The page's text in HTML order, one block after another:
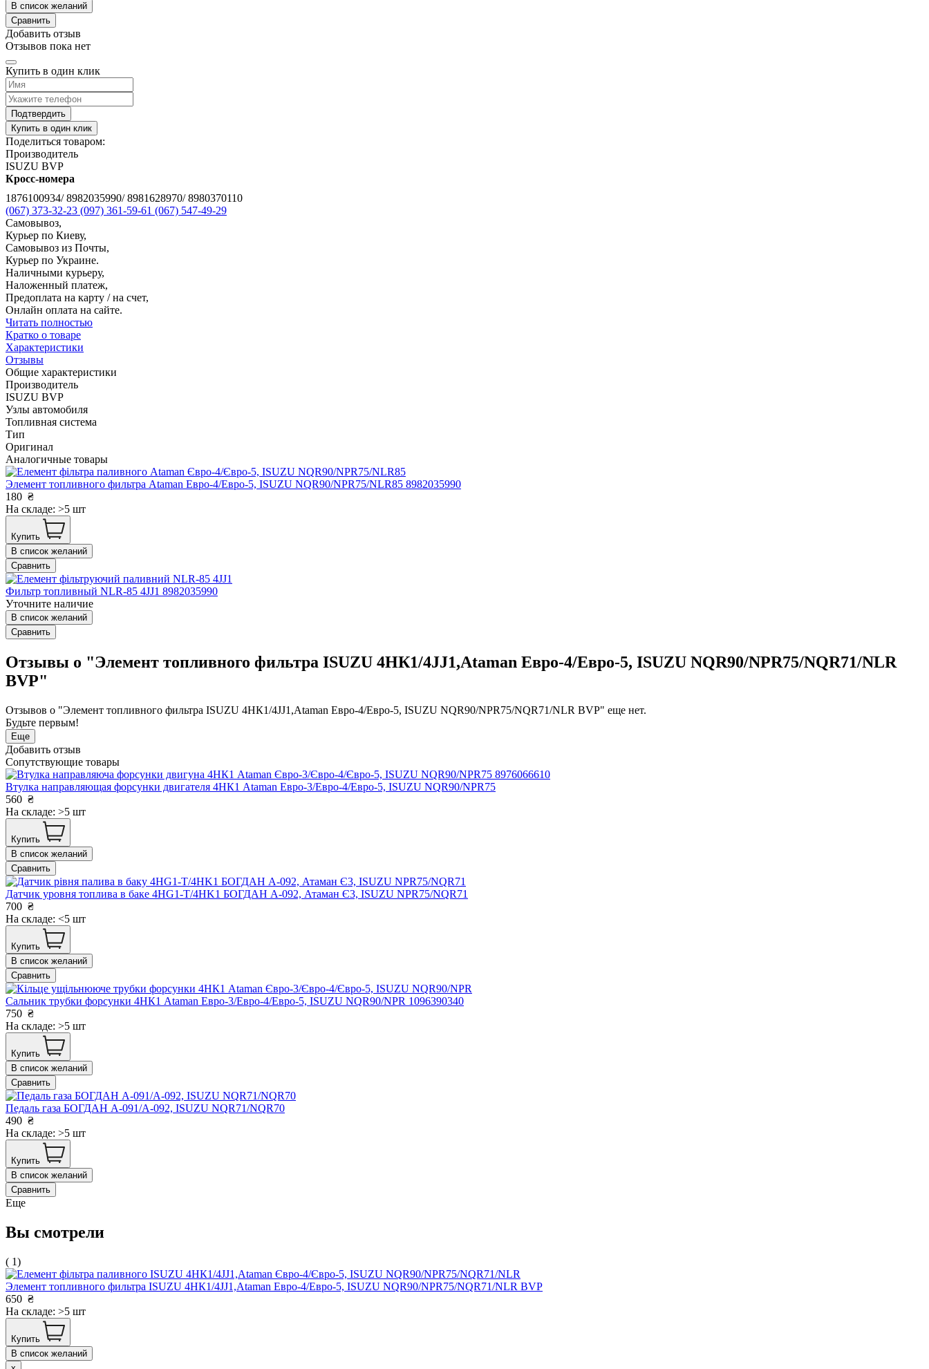
В список желаний
Сравнить
Добавить отзыв
Отзывов пока нет
Купить в один клик
Подтвердить
Купить в один клик
Поделиться товаром:
Производитель
ISUZU BVP
Кросс-номера
1876100934/ 8982035990/ 8981628970/ 8980370110
(067) 373-32-23 (097) 361-59-61 (067) 547-49-29
Самовывоз,
Курьер по Киеву,
Самовывоз из Почты,
Курьер по Украине.
Наличными курьеру,
Наложенный платеж,
Предоплата на карту / на счет,
Онлайн оплата на сайте.
Читать полностью
Кратко о товаре
Характеристики
Отзывы
Общие характеристики
Производитель
ISUZU BVP
Узлы автомобиля
Топливная система
Тип
Оригинал
Аналогичные товары
Элемент топливного фильтра Ataman Евро-4/Евро-5, ISUZU NQR90/NPR75/NLR85 8982035990
180 ₴
На складе: >5 шт
Купить
В список желаний
Сравнить
Фильтр топливный NLR-85 4JJ1 8982035990
Уточните наличие
В список желаний
Сравнить
Отзывы о "Элемент топливного фильтра ISUZU 4НК1/4JJ1,Ataman Евро-4/Евро-5, ISUZU NQR90/NPR75/NQR71/NLR
BVP"
Отзывов о "Элемент топливного фильтра ISUZU 4НК1/4JJ1,Ataman Евро-4/Евро-5, ISUZU NQR90/NPR75/NQR71/NLR BVP" еще нет.
Будьте первым!
Еще
Добавить отзыв
Сопутствующие товары
Втулка направляющая форсунки двигателя 4НК1 Ataman Евро-3/Евро-4/Евро-5, ISUZU NQR90/NPR75
560 ₴
На складе: >5 шт
Купить
В список желаний
Сравнить
Датчик уровня топлива в баке 4HG1-T/4HK1 БОГДАН А-092, Атаман Є3, ISUZU NPR75/NQR71
700 ₴
На складе: <5 шт
Купить
В список желаний
Сравнить
Сальник трубки форсунки 4НК1 Ataman Евро-3/Евро-4/Евро-5, ISUZU NQR90/NPR 1096390340
750 ₴
На складе: >5 шт
Купить
В список желаний
Сравнить
Педаль газа БОГДАН А-091/А-092, ISUZU NQR71/NQR70
490 ₴
На складе: >5 шт
Купить
В список желаний
Сравнить
Еще
Вы смотрели
( 1)
Элемент топливного фильтра ISUZU 4НК1/4JJ1,Ataman Евро-4/Евро-5, ISUZU NQR90/NPR75/NQR71/NLR BVP
650 ₴
На складе: >5 шт
Купить
В список желаний